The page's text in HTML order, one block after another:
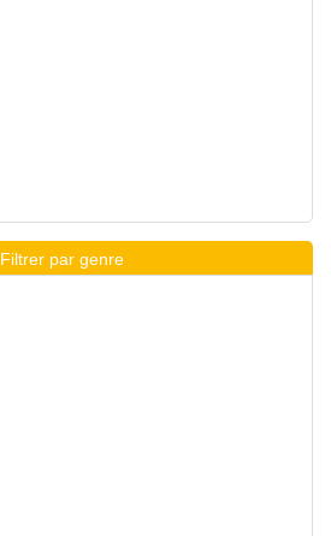
Filtrer par genre